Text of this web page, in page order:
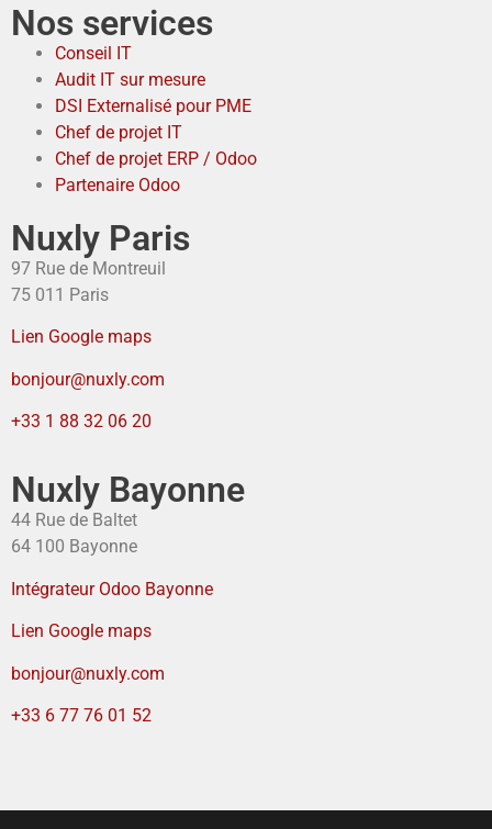
Nos services
Conseil IT
Audit IT sur mesure
DSI Externalisé pour PME
Chef de projet IT
Chef de projet ERP / Odoo
Partenaire Odoo
Nuxly Paris
97 Rue de Montreuil
75 011 Paris
Lien Google maps
bonjour@nuxly.com
+33 1 88 32 06 20
Nuxly Bayonne
44 Rue de Baltet
64 100 Bayonne
Intégrateur Odoo Bayonne
Lien Google maps
bonjour@nuxly.com
+33 6 77 76 01 52